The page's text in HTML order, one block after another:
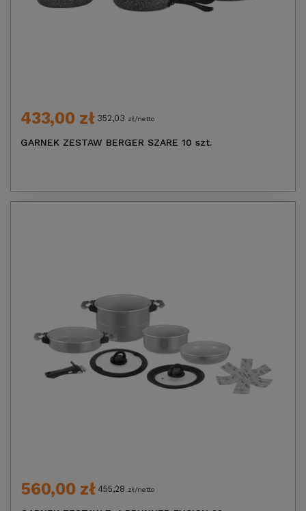
433,00 zł 352,03 zł/netto
GARNEK ZESTAW BERGER SZARE 10 szt.
560,00 zł 455,28 zł/netto